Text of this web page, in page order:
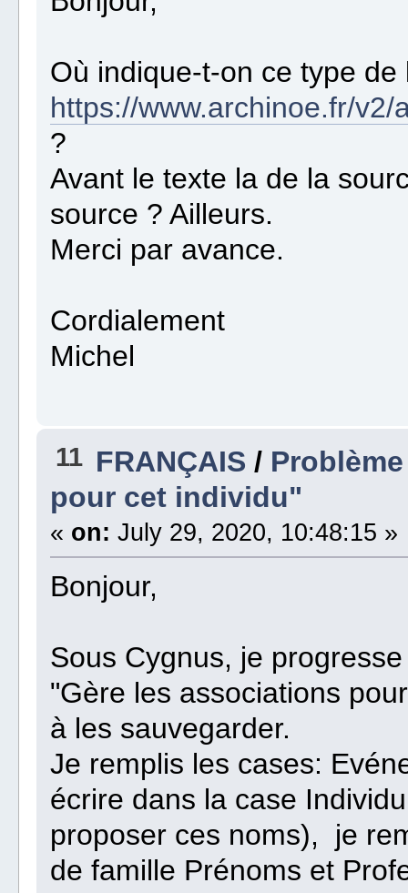
Où indique-t-on ce type de
https://www.archinoe.fr/
?
Avant le texte la de la
source ? Ailleurs.
Merci par avance.
Cordialement
Michel
11 FRANÇAIS /
pour cet individu"
« on: July 29, 2020, 10:48:15 »
Bonjour,
Sous Cygnus, je
"Gère les associations
à les sauvegarder.
Je remplis les cases:
écrire dans la case
proposer ces noms), je
de famille Prénoms et